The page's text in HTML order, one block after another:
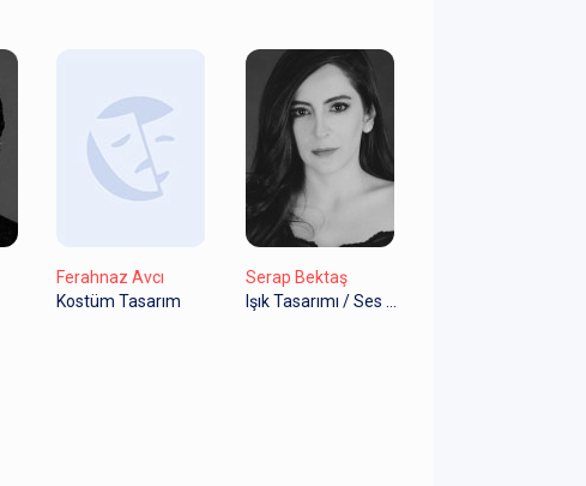
Ferahnaz Avcı
Kostüm Tasarım
Serap Bektaş
Işık Tasarımı / Ses & Efekt Tasarım